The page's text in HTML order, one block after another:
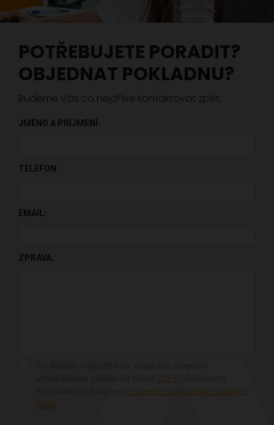
POTŘEBUJETE PORADIT?
OBJEDNAT POKLADNU?
Budeme Vás co nejdříve kontaktovat zpět.
JMÉNO A PŘÍJMENÍ:
TELEFON:
EMAIL:
ZPRÁVA:
GDPR
Poučení o zpracování osobních
údajů